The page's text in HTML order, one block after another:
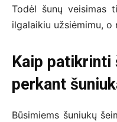
Todėl šunų veisimas
ilgalaikiu užsiėmimu, o
Kaip patikrinti
perkant
Būsimiems šuniukų